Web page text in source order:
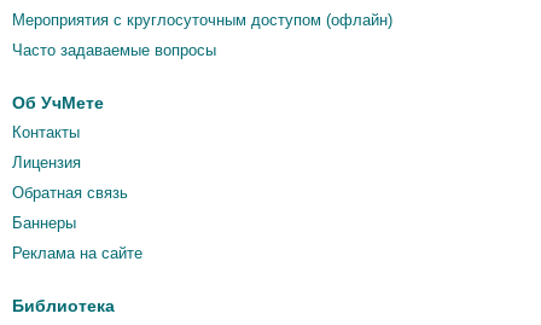
Мероприятия c круглосуточным доступом (офлайн)
Часто задаваемые вопросы
Об УчМете
Контакты
Лицензия
Обратная связь
Баннеры
Реклама на сайте
Библиотека